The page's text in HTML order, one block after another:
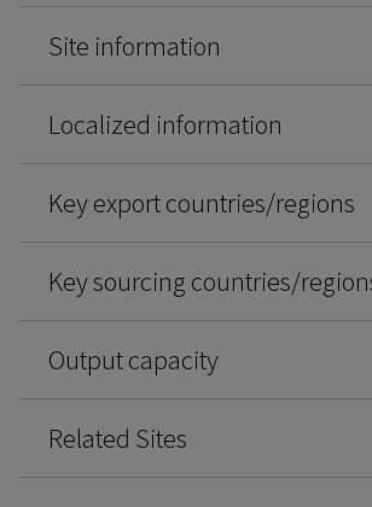
Site information
Localized information
Key export countries/regions
Key sourcing countries/
Output capacity
Related Sites